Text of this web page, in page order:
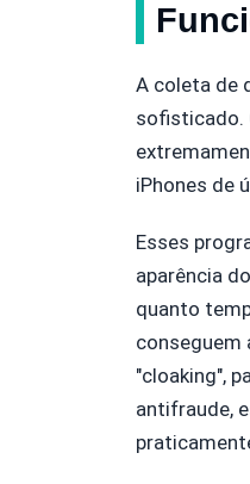
A coleta de
sofisticado.
iPhones de
Esses
aparência
quanto
conseguem
"cloaking",
antifraude,